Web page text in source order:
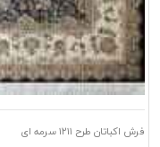
فرش اکباتان طرح ۱۲۱۱ سرمه ای